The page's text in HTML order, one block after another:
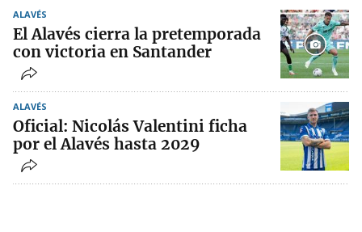
ALAVÉS
El Alavés cierra la pretemporada
con victoria en Santander
ALAVÉS
Oficial: Nicolás Valentini ficha
por el Alavés hasta 2029